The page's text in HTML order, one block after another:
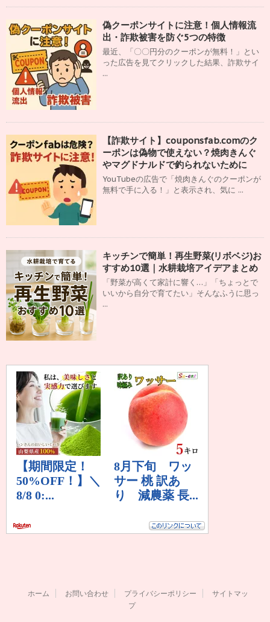
偽クーポンサイトに注意！個人情報流
出・詐欺被害を防ぐ5つの特徴
最近、「〇〇円分のクーポンが無料！」とい
った広告を見てクリックした結果、詐欺サイ
...
【詐欺サイト】couponsfab.comのク
ーポンは偽物で使えない？焼肉きんぐ
やマグドナルドで釣られないために
YouTubeの広告で「焼肉きんぐのクーポンが
無料で手に入る！」と表示され、気に ...
キッチンで簡単！再生野菜(リボベジ)お
すすめ10選｜水耕栽培アイデアまとめ
「野菜が高くて家計に響く…」「ちょっとで
いいから自分で育てたい」そんなふうに思っ
...
ホーム お問い合わせ プライバシーポリシー
サイトマッ
プ